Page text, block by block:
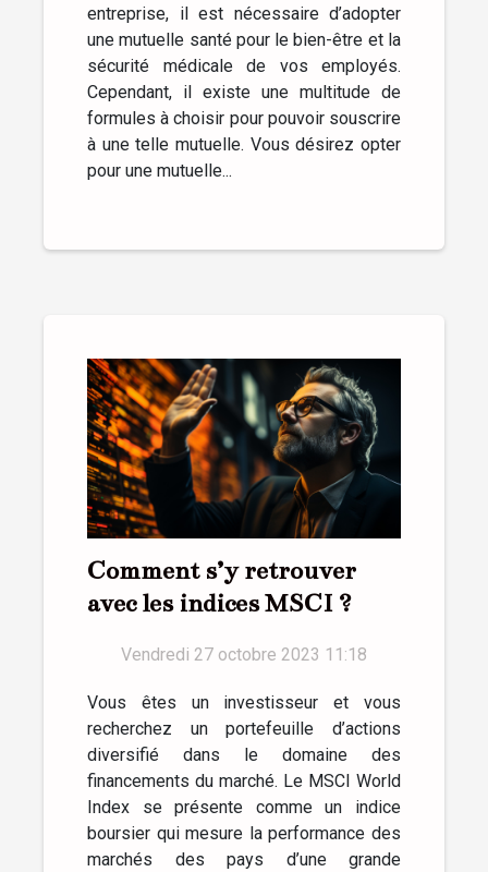
entreprise, il est nécessaire d’adopter
une mutuelle santé pour le bien-être et la
sécurité médicale de vos employés.
Cependant, il existe une multitude de
formules à choisir pour pouvoir souscrire
à une telle mutuelle. Vous désirez opter
pour une mutuelle...
Comment s’y retrouver
avec les indices MSCI ?
Vendredi 27 octobre 2023 11:18
Vous êtes un investisseur et vous
recherchez un portefeuille d’actions
diversifié dans le domaine des
financements du marché. Le MSCI World
Index se présente comme un indice
boursier qui mesure la performance des
marchés des pays d’une grande